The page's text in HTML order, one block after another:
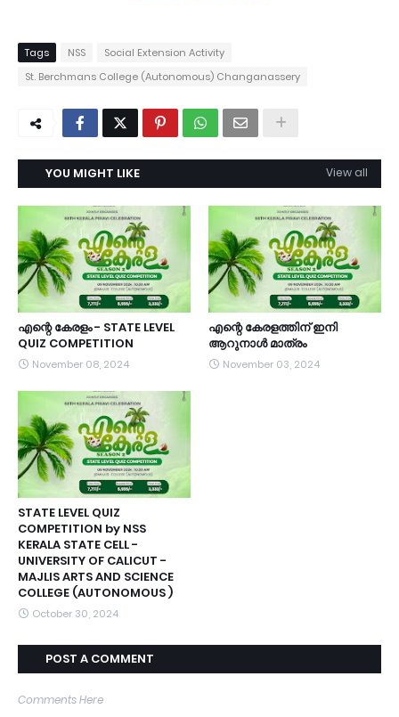
Tags NSS
Social Extension Activity
St. Berchmans College (Autonomous) Changanassery
YOU MIGHT LIKE View all
എന്റെ കേരളം - STATE LEVEL
QUIZ COMPETITION
November 08, 2024
എന്റെ കേരളത്തിന്‌ ഇനി
ആറുനാൾ മാത്രം
November 03, 2024
STATE LEVEL QUIZ
COMPETITION by NSS
KERALA STATE CELL -
UNIVERSITY OF CALICUT -
MAJLIS ARTS AND SCIENCE
COLLEGE (AUTONOMOUS )
October 30, 2024
POST A COMMENT
Comments Here